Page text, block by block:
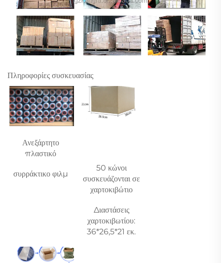
Πληροφορίες συσκευασίας
Ανεξάρτητο
πλαστικό
συρράκτικο φιλμ
50 κώνοι
συσκευάζονται σε
χαρτοκιβώτιο
Διαστάσεις
χαρτοκιβωτίου:
36*26,5*21 εκ.